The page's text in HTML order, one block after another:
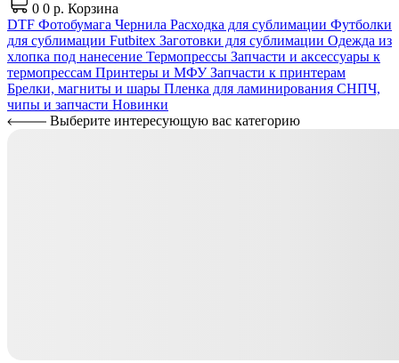
0 0 р. Корзина
DTF Фотобумага Чернила Расходка для сублимации Футболки
для сублимации Futbitex Заготовки для сублимации Одежда из
хлопка под нанесение Термопрессы Запчасти и аксессуары к
термопрессам Принтеры и МФУЗапчасти к принтерам
Брелки, магниты и шары Пленка для ламинирования СНПЧ,
чипы и запчасти Новинки
Выберите интересующую вас категорию